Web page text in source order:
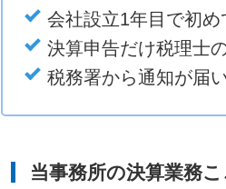
会社設立1年目で初
決算申告だけ税理士
税務署から通知が届
当事務所の決算業務